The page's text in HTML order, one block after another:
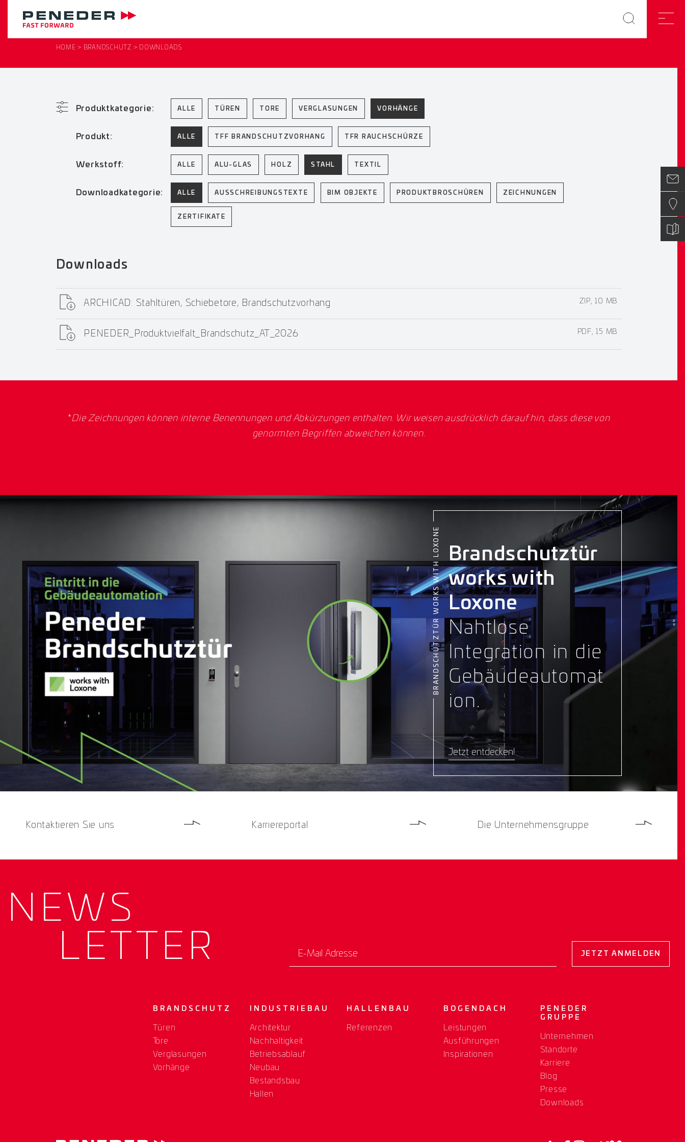
HOME BRANDSCHUTZ DOWNLOADS
Produktkategorie: ALLE TÜREN TORE VERGLASUNGEN VORHÄNGE
Produkt: ALLE TFF BRANDSCHUTZVORHANG TFR RAUCHSCHÜRZE
Werkstoff: ALLE ALU-GLAS HOLZ STAHL TEXTIL
Downloadkategorie: ALLE AUSSCHREIBUNGSTEXTE BIM OBJEKTE PRODUKTBROSCHÜREN ZEICHNUNGEN
ZERTIFIKATE
Downloads
ARCHICAD: Stahltüren, Schiebetore, Brandschutzvorhang ZIP, 10 MB
PENEDER_Produktvielfalt_Brandschutz_AT_2026 PDF, 15 MB
*Die Zeichnungen können interne Benennungen und Abkürzungen enthalten. Wir weisen ausdrücklich darauf hin, dass diese von
genormten Begriffen abweichen können.
BRANDSCHUTZTÜR WORKS WITH LOXONE Brandschutztür
works with
Loxone
Nahtlose
Integration in die
Gebäudeautomat
ion.
Jetzt entdecken!
Kontaktieren Sie uns Karriereportal Die Unternehmensgruppe
NEWS­
LETTER
E-Mail Adresse
JETZT ANMELDEN
BRANDSCHUTZ
Türen
Tore
Verglasungen
Vorhänge
INDUSTRIEBAU
Architektur
Nachhaltigkeit
Betriebsablauf
Neubau
Bestandsbau
Hallen
HALLENBAU
Referenzen
BOGENDACH
Leistungen
Ausführungen
Inspirationen
PENEDER
GRUPPE
Unternehmen
Standorte
Karriere
Blog
Presse
Downloads